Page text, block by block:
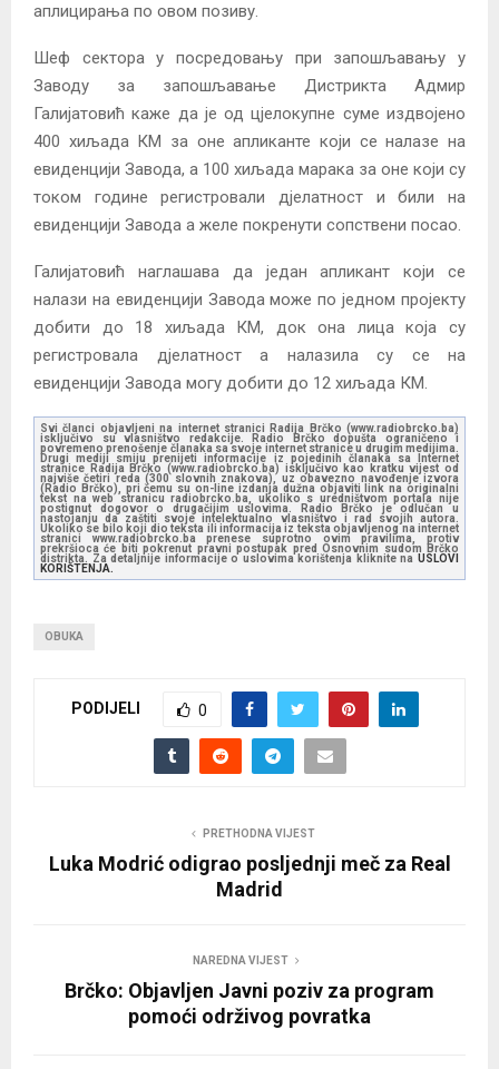
аплицирања по овом позиву.
Шеф сектора у посредовању при запошљавању у
Заводу за запошљавање Дистрикта Адмир
Галијатовић каже да је од цјелокупне суме издвојено
400 хиљада КМ за оне апликанте који се налазе на
евиденцији Завода, а 100 хиљада марака за оне који су
током године регистровали дјелатност и били на
евиденцији Завода а желе покренути сопствени посао.
Галијатовић наглашава да један апликант који се
налази на евиденцији Завода може по једном пројекту
добити до 18 хиљада КМ, док она лица која су
регистровала дјелатност а налазила су се на
евиденцији Завода могу добити до 12 хиљада КМ.
Svi članci objavljeni na internet stranici Radija Brčko (www.radiobrcko.ba)
isključivo su vlasništvo redakcije. Radio Brčko dopušta ograničeno i
povremeno prenošenje članaka sa svoje internet stranice u drugim medijima.
Drugi mediji smiju prenijeti informacije iz pojedinih članaka sa Internet
stranice Radija Brčko (www.radiobrcko.ba) isključivo kao kratku vijest od
najviše četiri reda (300 slovnih znakova), uz obavezno navođenje izvora
(Radio Brčko), pri čemu su on-line izdanja dužna objaviti link na originalni
tekst na web stranicu radiobrcko.ba, ukoliko s uredništvom portala nije
postignut dogovor o drugačijim uslovima. Radio Brčko je odlučan u
nastojanju da zaštiti svoje intelektualno vlasništvo i rad svojih autora.
Ukoliko se bilo koji dio teksta ili informacija iz teksta objavljenog na internet
stranici www.radiobrcko.ba prenese suprotno ovim pravilima, protiv
prekršioca će biti pokrenut pravni postupak pred Osnovnim sudom Brčko
distrikta. Za detaljnije informacije o uslovima korištenja kliknite na USLOVI
KORIŠTENJA.
OBUKA
PODIJELI 0
PRETHODNA VIJEST
Luka Modrić odigrao posljednji meč za Real
Madrid
NAREDNA VIJEST
Brčko: Objavljen Javni poziv za program
pomoći održivog povratka